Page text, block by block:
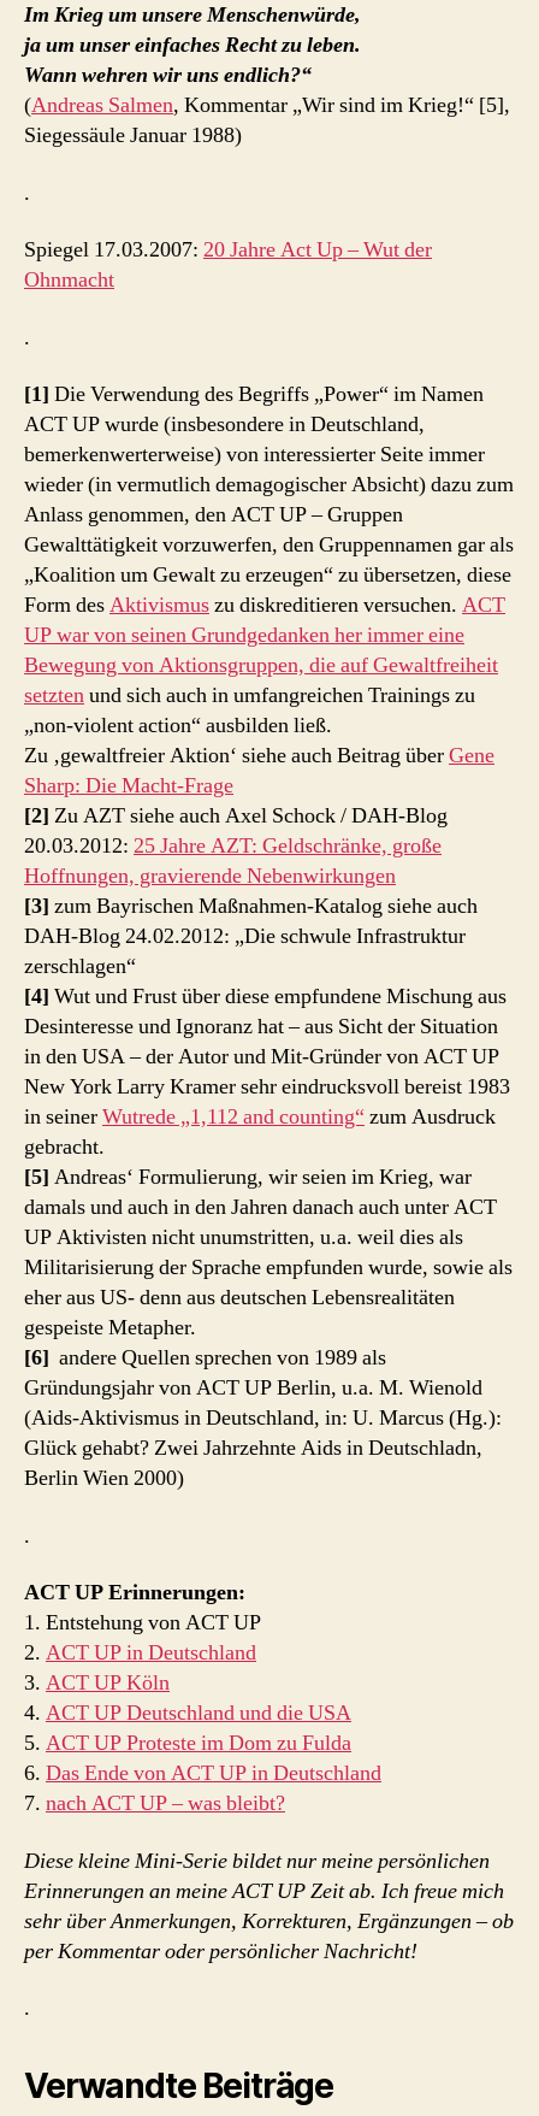
Im Krieg um unsere Menschenwürde,
ja um unser einfaches Recht zu leben.
Wann wehren wir uns endlich?“
(Andreas Salmen, Kommentar „Wir sind im Krieg!“ [5],
Siegessäule Januar 1988)
.
Spiegel 17.03.2007: 20 Jahre Act Up – Wut der
Ohnmacht
.
[1] Die Verwendung des Begriffs „Power“ im Namen
ACT UP wurde (insbesondere in Deutschland,
bemerkenwerterweise) von interessierter Seite immer
wieder (in vermutlich demagogischer Absicht) dazu zum
Anlass genommen, den ACT UP – Gruppen
Gewalttätigkeit vorzuwerfen, den Gruppennamen gar als
„Koalition um Gewalt zu erzeugen“ zu übersetzen, diese
Form desAktivismuszu diskreditieren versuchen. ACT
UP war von seinen Grundgedanken her immer eine
Bewegung von Aktionsgruppen, die auf Gewaltfreiheit
setztenund sich auch in umfangreichen Trainings zu
„non-violent action“ ausbilden ließ.
Zu ‚gewaltfreier Aktion‘ siehe auch Beitrag überGene
Sharp: Die Macht-Frage
[2] Zu AZT siehe auch Axel Schock / DAH-Blog
20.03.2012: 25 Jahre AZT: Geldschränke, große
Hoffnungen, gravierende Nebenwirkungen
[3] zum Bayrischen Maßnahmen-Katalog siehe auch
DAH-Blog 24.02.2012: „Die schwule Infrastruktur
zerschlagen“
[4] Wut und Frust über diese empfundene Mischung aus
Desinteresse und Ignoranz hat – aus Sicht der Situation
in den USA – der Autor und Mit-Gründer von ACT UP
New York Larry Kramer sehr eindrucksvoll bereist 1983
in seinerWutrede „1,112 and counting“zum Ausdruck
gebracht.
[5] Andreas‘ Formulierung, wir seien im Krieg, war
damals und auch in den Jahren danach auch unter ACT
UP Aktivisten nicht unumstritten, u.a. weil dies als
Militarisierung der Sprache empfunden wurde, sowie als
eher aus US- denn aus deutschen Lebensrealitäten
gespeiste Metapher.
[6] andere Quellen sprechen von 1989 als
Gründungsjahr von ACT UP Berlin, u.a. M. Wienold
(Aids-Aktivismus in Deutschland, in: U. Marcus (Hg.):
Glück gehabt? Zwei Jahrzehnte Aids in Deutschladn,
Berlin Wien 2000)
.
ACT UP Erinnerungen:
1. Entstehung von ACT UP
2. ACT UP in Deutschland
3. ACT UP Köln
4. ACT UP Deutschland und die USA
5. ACT UP Proteste im Dom zu Fulda
6. Das Ende von ACT UP in Deutschland
7. nach ACT UP – was bleibt?
Diese kleine Mini-Serie bildet nur meine persönlichen
Erinnerungen an meine ACT UP Zeit ab. Ich freue mich
sehr über Anmerkungen, Korrekturen, Ergänzungen – ob
per Kommentar oder persönlicher Nachricht!
.
Verwandte Beiträge